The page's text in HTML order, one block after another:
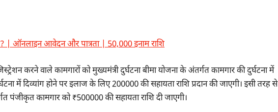
है? | ऑनलाइन आवेदन और पात्रता | 50,000 इनाम राशि
करने वाले कामगारों को मुख्यमंत्री दुर्घटना बीमा योजना के अंतर्गत कामगार की दुर्घटना में
में दिव्यांग होने पर इलाज के लिए 200000 की सहायता राशि प्रदान की जाएगी। इसी तरह से
पंजीकृत कामगार को ₹500000 की सहायता राशि दी जाएगी।